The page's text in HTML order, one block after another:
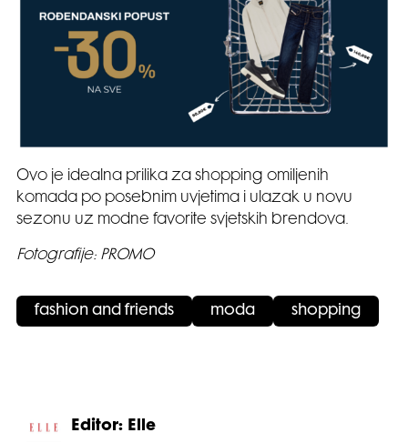
Ovo je idealna prilika za shopping omiljenih
komada po posebnim uvjetima i ulazak u novu
sezonu uz modne favorite svjetskih brendova.
Fotografije: PROMO
fashion and friends moda shopping
Editor: Elle